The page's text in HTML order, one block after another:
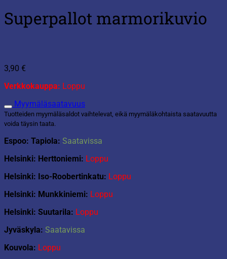
Superpallot marmorikuvio
3,90 €
Verkkokauppa: Loppu
Myymäläsaatavuus
Tuotteiden myymäläsaldot vaihtelevat, eikä myymäläkohtaista saatavuutta
voida täysin taata.
Espoo: Tapiola: Saatavissa
Helsinki: Herttoniemi: Loppu
Helsinki: Iso-Roobertinkatu: Loppu
Helsinki: Munkkiniemi: Loppu
Helsinki: Suutarila: Loppu
Jyväskyla: Saatavissa
Kouvola: Loppu